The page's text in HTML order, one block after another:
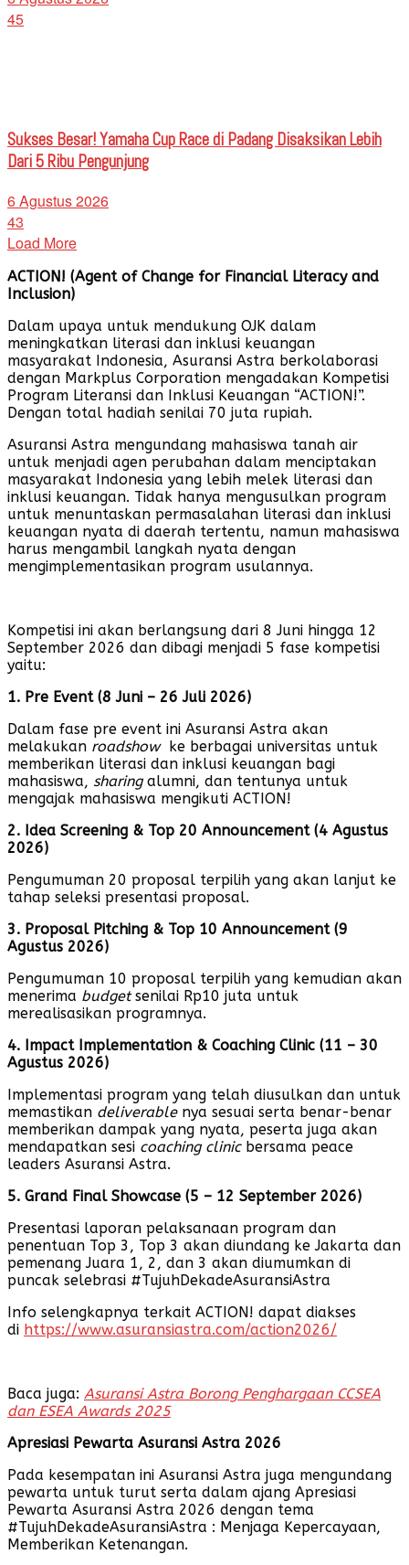
45
Sukses Besar! Yamaha Cup Race di Padang Disaksikan Lebih
Dari 5 Ribu Pengunjung
6 Agustus 2026
43
Load More
ACTION! (Agent of Change for Financial Literacy and
Inclusion)
Dalam upaya untuk mendukung OJK dalam
meningkatkan literasi dan inklusi keuangan
masyarakat Indonesia, Asuransi Astra berkolaborasi
dengan Markplus Corporation mengadakan Kompetisi
Program Literansi dan Inklusi Keuangan “ACTION!”.
Dengan total hadiah senilai 70 juta rupiah.
Asuransi Astra mengundang mahasiswa tanah air
untuk menjadi agen perubahan dalam menciptakan
masyarakat Indonesia yang lebih melek literasi dan
inklusi keuangan. Tidak hanya mengusulkan program
untuk menuntaskan permasalahan literasi dan inklusi
keuangan nyata di daerah tertentu, namun mahasiswa
harus mengambil langkah nyata dengan
mengimplementasikan program usulannya.
Kompetisi ini akan berlangsung dari 8 Juni hingga 12
September 2026 dan dibagi menjadi 5 fase kompetisi
yaitu:
1. Pre Event (8 Juni – 26 Juli 2026)
Dalam fase pre event ini Asuransi Astra akan
melakukan roadshow ke berbagai universitas untuk
memberikan literasi dan inklusi keuangan bagi
mahasiswa, sharing alumni, dan tentunya untuk
mengajak mahasiswa mengikuti ACTION!
2. Idea Screening & Top 20 Announcement (4 Agustus
2026)
Pengumuman 20 proposal terpilih yang akan lanjut ke
tahap seleksi presentasi proposal.
3. Proposal Pitching & Top 10 Announcement (9
Agustus 2026)
Pengumuman 10 proposal terpilih yang kemudian akan
menerima budgetsenilai Rp10 juta untuk
merealisasikan programnya.
4. Impact Implementation & Coaching Clinic (11 – 30
Agustus 2026)
Implementasi program yang telah diusulkan dan untuk
memastikan deliverable nya sesuai serta benar-benar
memberikan dampak yang nyata, peserta juga akan
mendapatkan sesi coaching clinic bersama peace
leaders Asuransi Astra.
5. Grand Final Showcase (5 – 12 September 2026)
Presentasi laporan pelaksanaan program dan
penentuan Top 3, Top 3 akan diundang ke Jakarta dan
pemenang Juara 1, 2, dan 3 akan diumumkan di
puncak selebrasi #TujuhDekadeAsuransiAstra
Info selengkapnya terkait ACTION! dapat diakses
di https://www.asuransiastra.com/action2026/
Baca juga: Asuransi Astra Borong Penghargaan CCSEA
dan ESEA Awards 2025
Apresiasi Pewarta Asuransi Astra 2026
Pada kesempatan ini Asuransi Astra juga mengundang
pewarta untuk turut serta dalam ajang Apresiasi
Pewarta Asuransi Astra 2026 dengan tema
#TujuhDekadeAsuransiAstra : Menjaga Kepercayaan,
Memberikan Ketenangan.